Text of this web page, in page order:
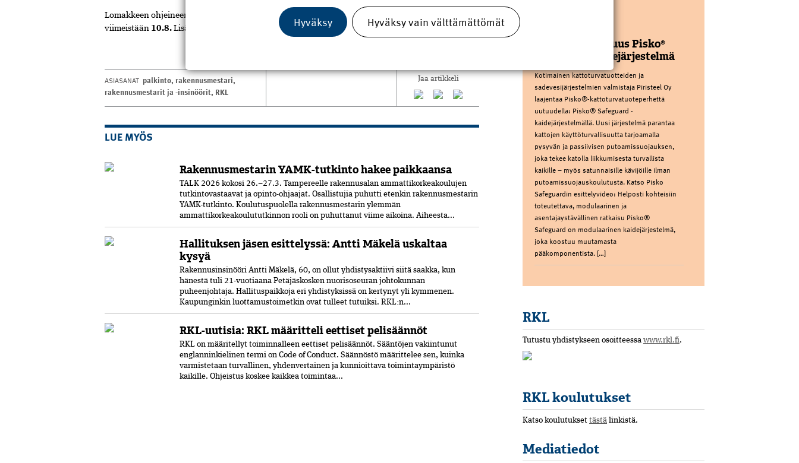
Lomakkeen ohjeineen saa
. Ehdotukset tulee toimittaa RKL:n toimistoon
viimeistään 10.8. Lisätietoja Jari Kostiaiselta, p. 050 441 8915.
ASIASANAT palkinto, rakennusmestari,
rakennusmestarit ja -insinöörit, RKL
Jaa artikkeli
LUE MYÖS
Rakennusmestarin YAMK-tutkinto hakee paikkaansa
TALK 2026 kokosi 26.–27.3. Tampereelle rakennusalan ammattikorkeakoulujen
tutkintovastaavat ja opinto-ohjaajat. Osallistujia puhutti etenkin rakennusmestarin
YAMK-tutkinto. Koulutuspuolella rakennusmestarin ylemmän
ammattikorkeakoulututkinnon rooli on puhuttanut viime ­aikoina. ­Aiheesta...
Hallituksen jäsen esittelyssä: Antti Mäkelä uskaltaa
kysyä
Rakennusinsinööri Antti Mäkelä, 60, on ollut yhdistysaktiivi siitä saakka, kun
hänestä tuli 21-vuo­tiaana Petäjäskosken nuoriso­seuran johtokunnan
puheenjohtaja. Hallituspaikkoja eri yhdistyksissä on kertynyt yli kymmenen.
Kaupunginkin luottamustoimetkin ovat tulleet tutuiksi. RKL:n...
RKL-uutisia: RKL määritteli eettiset pelisäännöt
RKL on määritellyt toiminnalleen eettiset peli­säännöt. Sääntöjen vakiintunut
englanninkielinen termi on Code of Conduct. Säännöstö määrittelee sen, kuinka
varmistetaan turvallinen, yhdenvertainen ja kun­nioittava toimintaympäristö
kaikille. Ohjeistus koskee kaikkea toimintaa...
Kattoturvauutuus Pisko®
Safeguard kaidejärjestelmä
Kotimainen kattoturvatuotteiden ja
sadevesijärjestelmien valmistaja Piristeel Oy
laajentaa Pisko®-kattoturvatuoteperhettä
uutuudella: Pisko® Safeguard -
kaidejärjestelmällä. Uusi järjestelmä parantaa
kattojen käyttöturvallisuutta tarjoamalla
pysyvän ja passiivisen putoamissuojauksen,
joka tekee katolla liikkumisesta turvallista
kaikille – myös satunnaisille kävijöille ilman
putoamissuojauskoulutusta. Katso Pisko
Safeguardin esittelyvideo: Helposti kohteisiin
toteutettava, modulaarinen ja
asentajaystävällinen ratkaisu Pisko®
Safeguard on modulaarinen kaidejärjestelmä,
joka koostuu muutamasta
pääkomponentista. […]
RKL
Tutustu yhdistykseen osoitteessa www.rkl.fi.
RKL koulutukset
Katso koulutukset tästä linkistä.
Mediatiedot
Hyväksy Hyväksy vain välttämättömät